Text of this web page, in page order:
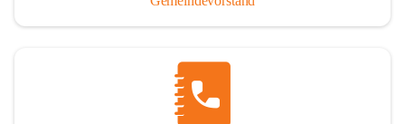
einladen.